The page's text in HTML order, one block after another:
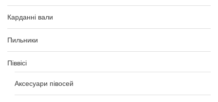
Карданні вали
Пильники
Піввісі
Аксесуари півосей